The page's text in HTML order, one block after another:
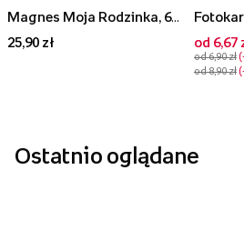
Magnes Moja Rodzinka, 6x6 cm
25,90 zł
od 6,67
od 6,90 zł
od 8,90 zł
Ostatnio oglądane